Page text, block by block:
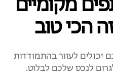
הכי טוב
יכולים לעזור בהתמודדות
לנכס שלכם לבלוט.